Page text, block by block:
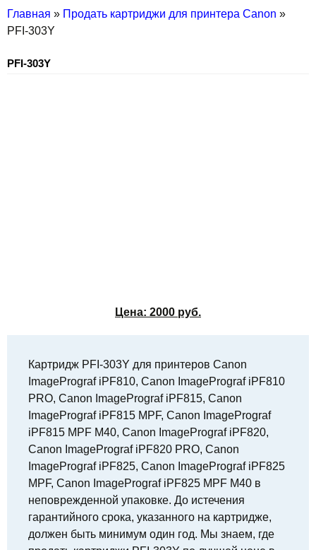
Главная » Продать картриджи для принтера Canon »
PFI-303Y
PFI-303Y
Цена: 2000 руб.
Картридж PFI-303Y для принтеров Canon
ImagePrograf iPF810, Canon ImagePrograf iPF810
PRO, Canon ImagePrograf iPF815, Canon
ImagePrograf iPF815 MPF, Canon ImagePrograf
iPF815 MPF M40, Canon ImagePrograf iPF820,
Canon ImagePrograf iPF820 PRO, Canon
ImagePrograf iPF825, Canon ImagePrograf iPF825
MPF, Canon ImagePrograf iPF825 MPF M40 в
неповрежденной упаковке. До истечения
гарантийного срока, указанного на картридже,
должен быть минимум один год. Мы знаем, где